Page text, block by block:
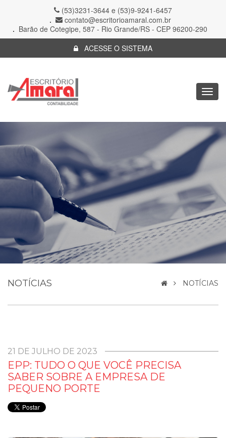
(53)3231-3644 e (53)9-9241-6457
contato@escritorioamaral.com.br
Barão de Cotegipe, 587 - Rio Grande/RS - CEP 96200-290
ACESSE O SISTEMA
NOTÍCIAS NOTÍCIAS
21 DE JULHO DE 2023
EPP: TUDO O QUE VOCÊ PRECISA
SABER SOBRE A EMPRESA DE
PEQUENO PORTE